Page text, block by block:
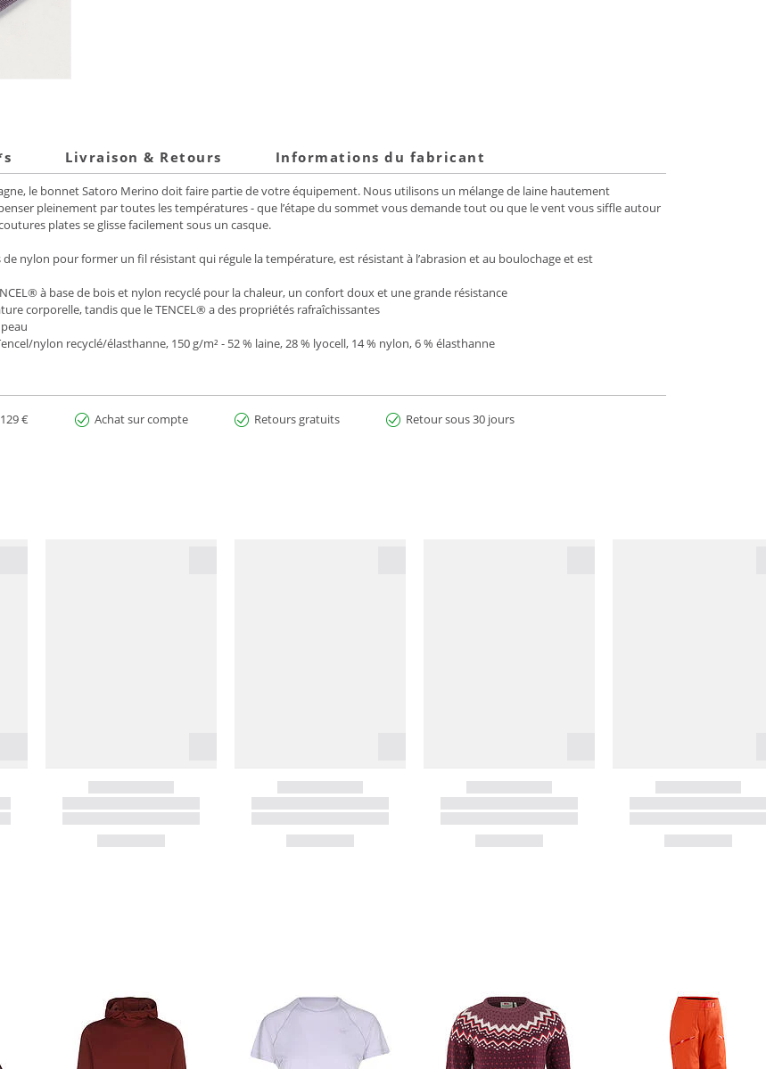
Livraison & Retours Informations du fabricant
le bonnet Satoro Merino doit faire partie de votre équipement. Nous utilisons un mélange de laine hautement
pleinement par toutes les températures - que l’étape du sommet vous demande tout ou que le vent vous siffle autour
plates se glisse facilement sous un casque.
nylon pour former un fil résistant qui régule la température, est résistant à l’abrasion et au boulochage et est
à base de bois et nylon recyclé pour la chaleur, un confort doux et une grande résistance
corporelle, tandis que le TENCEL® a des propriétés rafraîchissantes
nylon recyclé/élasthanne, 150 g/m² - 52 % laine, 28 % lyocell, 14 % nylon, 6 % élasthanne
€ Achat sur compte Retours gratuits Retour sous 30 jours